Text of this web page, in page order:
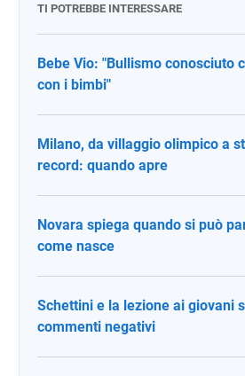
TI POTREBBE INTERESSARE
Bebe Vio: "Bullismo conosciuto
con i bimbi"
Milano, da villaggio olimpico a
record: quando apre
Novara spiega quando si può
come nasce
Schettini e la lezione ai giovani
commenti negativi